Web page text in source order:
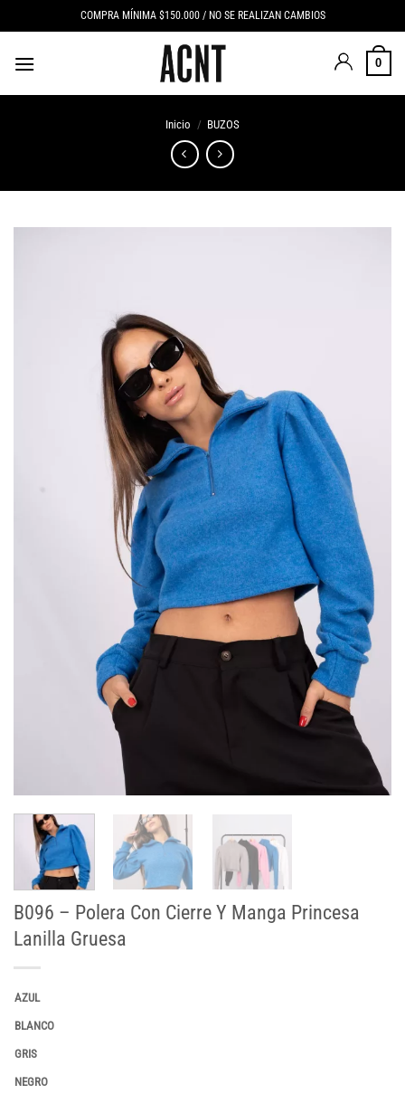
al
contenido
COMPRA MÍNIMA $150.000 / NO SE REALIZAN CAMBIOS
0
Inicio / BUZOS
B096 – Polera Con Cierre Y Manga Princesa
Lanilla Gruesa
AZUL
BLANCO
GRIS
NEGRO